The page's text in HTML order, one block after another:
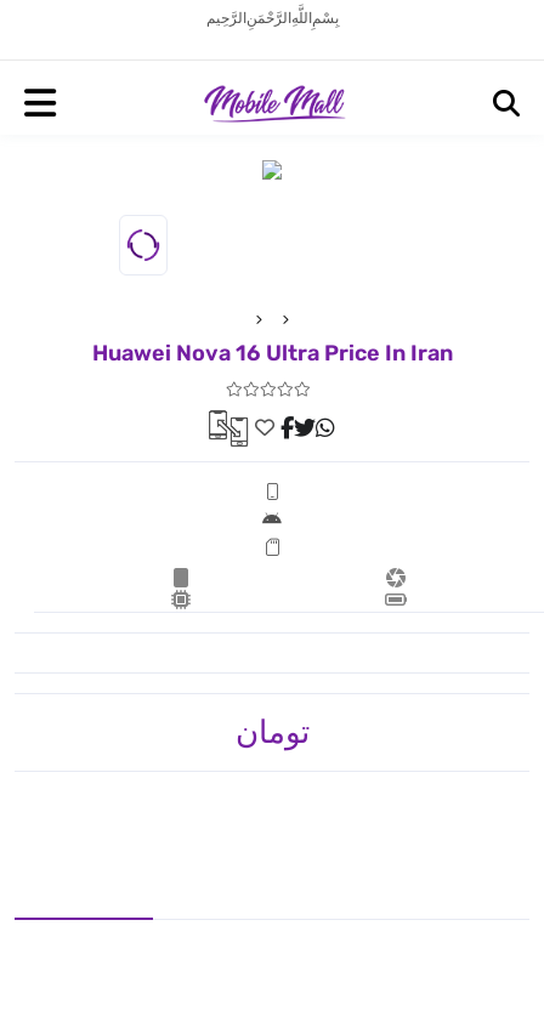
بِسْمِ اللَّهِ الرَّحْمَنِ الرَّحِيم
Huawei Nova 16 Ultra Price In Iran
تومان 2,751,000